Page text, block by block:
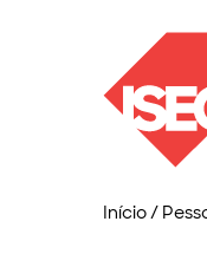
Início/